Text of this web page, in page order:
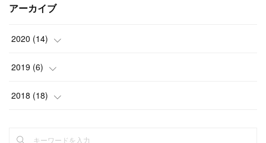
アーカイブ
2020 (14)
(9
(5)
2019 (6)
(1)
2018 (18)